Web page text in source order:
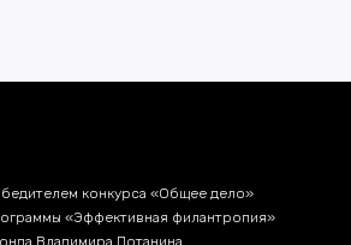
конкурса «Общее дело»
«Эффективная филантропия»